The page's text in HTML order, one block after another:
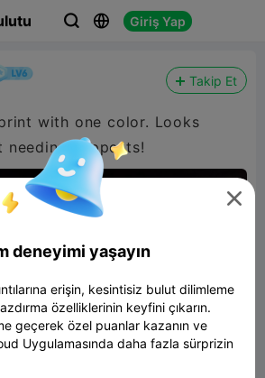
  Giriş Yap
Takip Et
with one color. Looks
needing supports!

deneyimi yaşayın
erişin, kesintisiz bulut dilimleme
özelliklerinin keyfini çıkarın.
geçerek özel puanlar kazanın ve
Uygulamasında daha fazla sürprizin